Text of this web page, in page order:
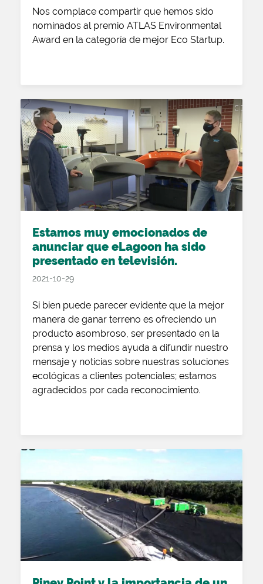
Nos complace compartir que hemos sido
nominados al premio ATLAS Environmental
Award en la categoría de mejor Eco Startup.
Estamos muy emocionados de
anunciar que eLagoon ha sido
presentado en televisión.
2021-10-29
Si bien puede parecer evidente que la mejor
manera de ganar terreno es ofreciendo un
producto asombroso, ser presentado en la
prensa y los medios ayuda a difundir nuestro
mensaje y noticias sobre nuestras soluciones
ecológicas a clientes potenciales; estamos
agradecidos por cada reconocimiento.